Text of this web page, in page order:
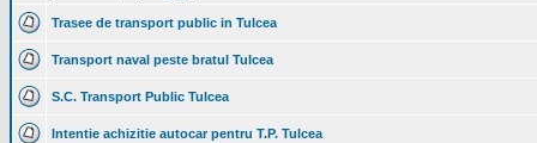
Trasee de transport public in Tulcea
Transport naval peste bratul Tulcea
S.C. Transport Public Tulcea
Intentie achizitie autocar pentru T.P. Tulcea